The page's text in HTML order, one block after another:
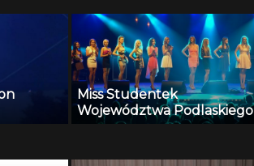
Miss Studentek
Województwa Podlaskiego